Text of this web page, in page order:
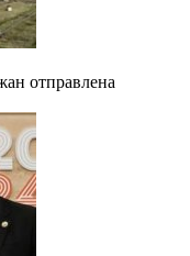
отправлена